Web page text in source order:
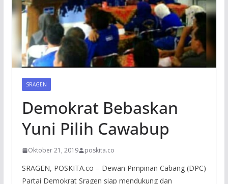
SRAGEN
Demokrat Bebaskan
Yuni Pilih Cawabup
Oktober 21, 2019 poskita.co
SRAGEN, POSKITA.co – Dewan Pimpinan Cabang (DPC)
Partai Demokrat Sragen siap mendukung dan